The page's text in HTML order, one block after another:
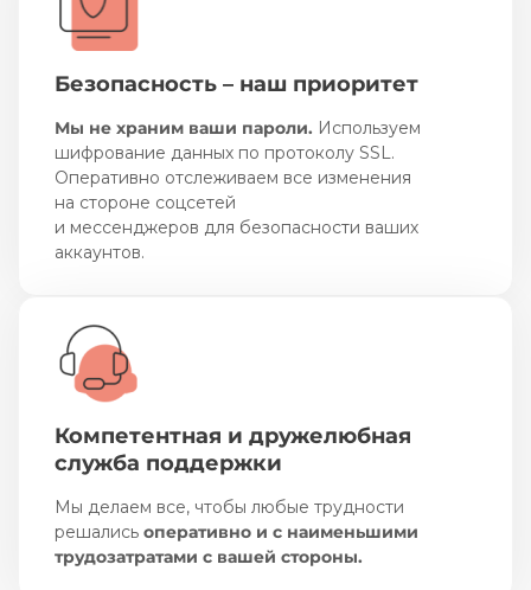
Безопасность – наш приоритет
Мы не храним ваши пароли. Используем
шифрование данных по протоколу SSL.
Оперативно отслеживаем все изменения
на стороне соцсетей
и мессенджеров для безопасности ваших
аккаунтов.
Компетентная и дружелюбная
служба поддержки
Мы делаем все, чтобы любые трудности
решались оперативно и с наименьшими
трудозатратами с вашей стороны.